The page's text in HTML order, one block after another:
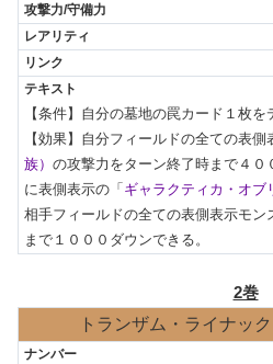
【条件】自分の墓地の罠カード１枚を
【効果】自分フィールドの全ての表側
族） の攻撃力をターン終了時まで４
に表側表示の「 ギャラクティカ・オブ
相手フィールドの全ての表側表示モ
まで１０００ダウンできる。
2巻
トランザム・ライナッ